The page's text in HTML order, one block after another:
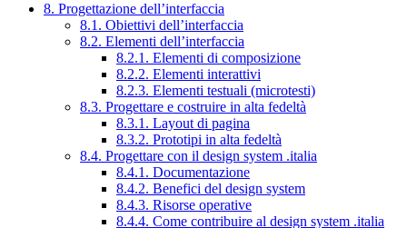
8. Progettazione dell’interfaccia
8.1. Obiettivi dell’interfaccia
8.2. Elementi dell’interfaccia
8.2.1. Elementi di composizione
8.2.2. Elementi interattivi
8.2.3. Elementi testuali (microtesti)
8.3. Progettare e costruire in alta fedeltà
8.3.1. Layout di pagina
8.3.2. Prototipi in alta fedeltà
8.4. Progettare con il design system .italia
8.4.1. Documentazione
8.4.2. Benefici del design system
8.4.3. Risorse operative
8.4.4. Come contribuire al design system .italia